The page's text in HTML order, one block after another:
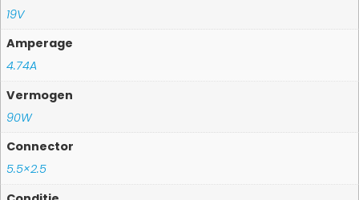
19V
Amperage
4.74A
Vermogen
90W
Connector
5.5×2.5